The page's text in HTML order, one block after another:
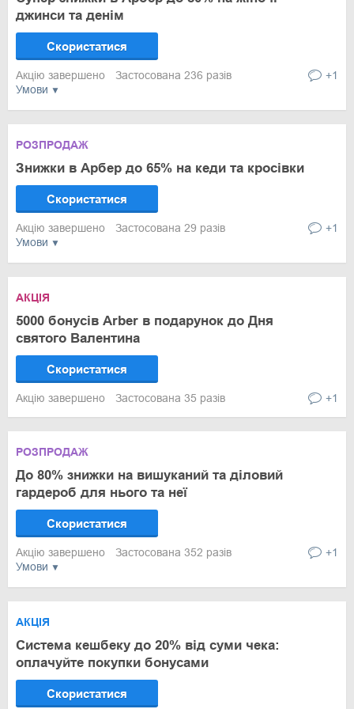
Умови
джинси та денім
Скористатися
Акцію завершено Застосована 236 разів +1
Умови
РОЗПРОДАЖ
Знижки в Арбер до 65% на кеди та кросівки
Скористатися
Акцію завершено Застосована 29 разів +1
АКЦІЯ
5000 бонусів Arber в подарунок до Дня
святого Валентина
Скористатися
Акцію завершено Застосована 35 разів +1
Умови
РОЗПРОДАЖ
До 80% знижки на вишуканий та діловий
гардероб для нього та неї
Скористатися
Акцію завершено Застосована 352 разів +1
АКЦІЯ
Система кешбеку до 20% від суми чека:
оплачуйте покупки бонусами
Скористатися